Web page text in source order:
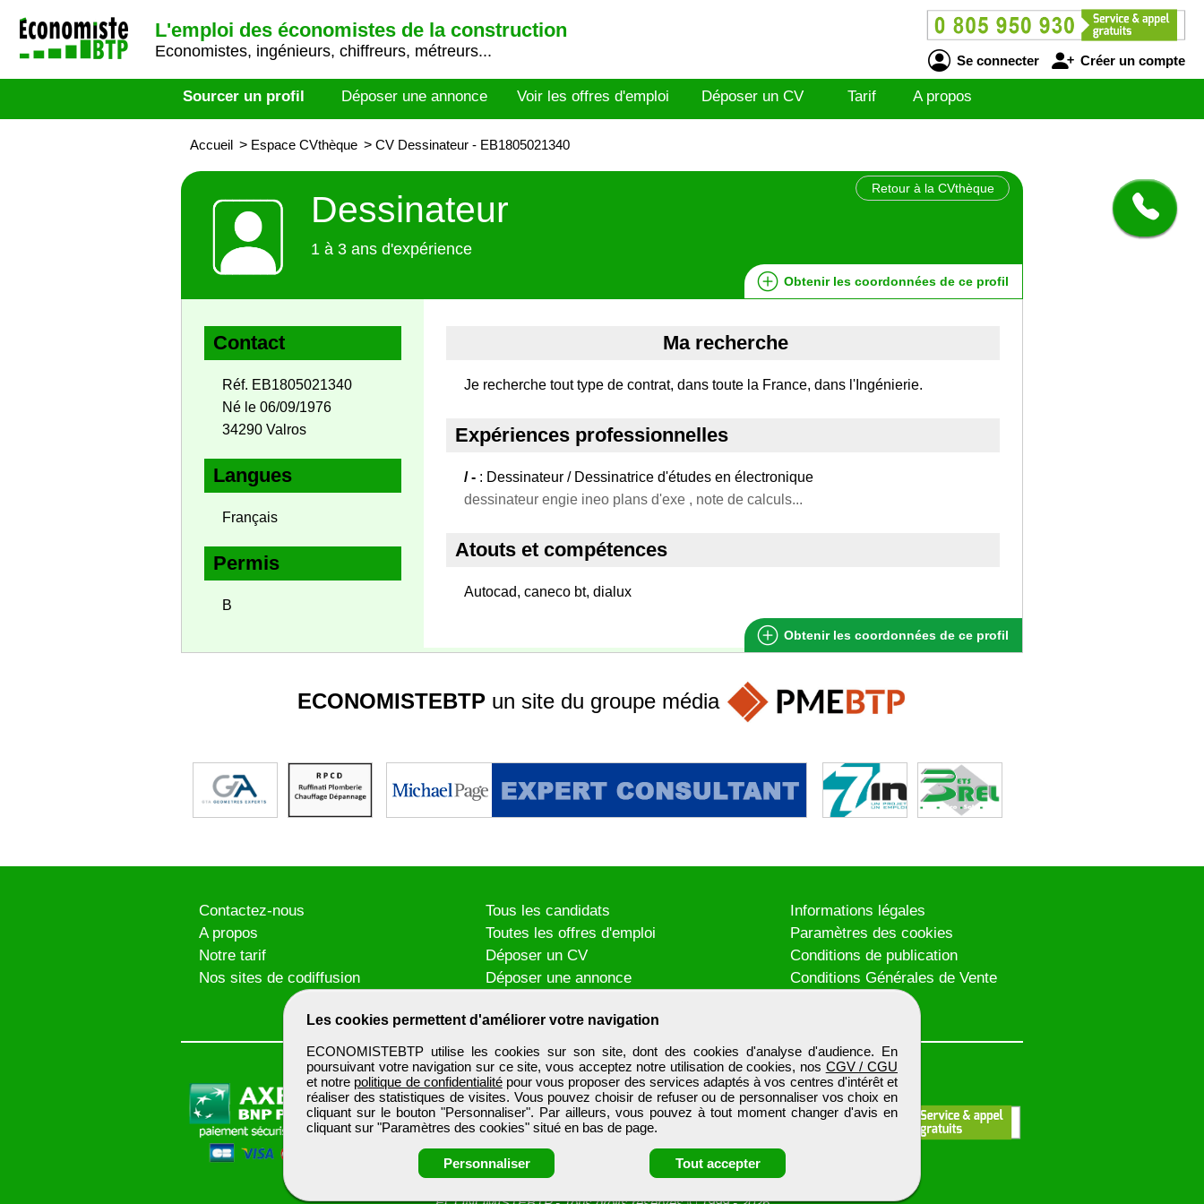
L'emploi des économistes de la construction
Economistes, ingénieurs, chiffreurs, métreurs...
Se connecter Créer un compte
Sourcer un profil Déposer une annonce Voir les offres d'emploi Déposer un CV Tarif A propos
Accueil > Espace CVthèque > CV Dessinateur - EB1805021340
Retour à la CVthèque
Dessinateur
1 à 3 ans d'expérience
Obtenir les coordonnées de ce profil
Contact
Réf. EB1805021340
Né le 06/09/1976
34290 Valros
Langues
Français
Permis
B
Ma recherche
Je recherche tout type de contrat, dans toute la France, dans l'Ingénierie.
Expériences professionnelles
/ - : Dessinateur / Dessinatrice d'études en électronique
dessinateur engie ineo plans d'exe , note de calculs...
Atouts et compétences
Autocad, caneco bt, dialux
Obtenir les coordonnées de ce profil
Les cookies permettent d'améliorer votre navigation
ECONOMISTEBTP utilise les cookies sur son site, dont des cookies d'analyse d'audience. En
poursuivant votre navigation sur ce site, vous acceptez notre utilisation de cookies, nos CGV / CGU
et notre politique de confidentialitépour vous proposer des services adaptés à vos centres d'intérêt et
réaliser des statistiques de visites. Vous pouvez choisir de refuser ou de personnaliser vos choix en
cliquant sur le bouton "Personnaliser". Par ailleurs, vous pouvez à tout moment changer d'avis en
cliquant sur "Paramètres des cookies" situé en bas de page.
Personnaliser Tout accepter
ECONOMISTEBTPun site du groupe média
Contactez-nous
A propos
Notre tarif
Nos sites de codiffusion
Tous les candidats
Toutes les offres d'emploi
Déposer un CV
Déposer une annonce
Informations légales
Paramètres des cookies
Conditions de publication
Conditions Générales de Vente